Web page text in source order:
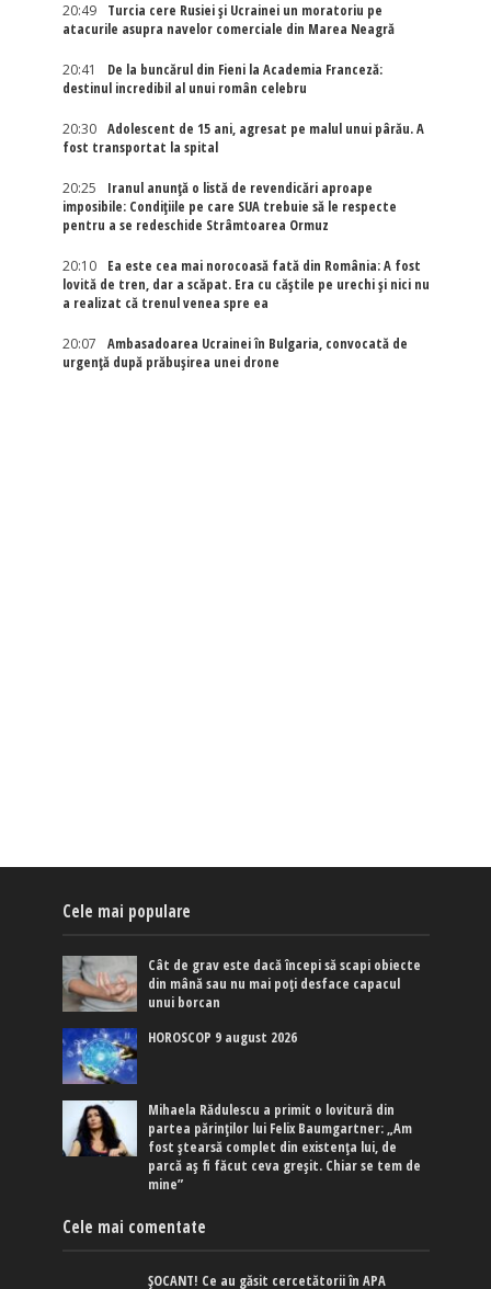
20:49
Turcia cere Rusiei și Ucrainei un moratoriu pe
atacurile asupra navelor comerciale din Marea Neagră
20:41
De la buncărul din Fieni la Academia Franceză:
destinul incredibil al unui român celebru
20:30
Adolescent de 15 ani, agresat pe malul unui pârău. A
fost transportat la spital
20:25
Iranul anunță o listă de revendicări aproape
imposibile: Condițiile pe care SUA trebuie să le respecte
pentru a se redeschide Strâmtoarea Ormuz
20:10
Ea este cea mai norocoasă fată din România: A fost
lovită de tren, dar a scăpat. Era cu căștile pe urechi și nici nu
a realizat că trenul venea spre ea
20:07
Ambasadoarea Ucrainei în Bulgaria, convocată de
urgență după prăbușirea unei drone
Cele mai populare
Cât de grav este dacă începi să scapi obiecte
din mână sau nu mai poți desface capacul
unui borcan
HOROSCOP 9 august 2026
Mihaela Rădulescu a primit o lovitură din
partea părinților lui Felix Baumgartner: „Am
fost ștearsă complet din existența lui, de
parcă aș fi făcut ceva greșit. Chiar se tem de
mine”
Cele mai comentate
ȘOCANT! Ce au găsit cercetătorii în APA